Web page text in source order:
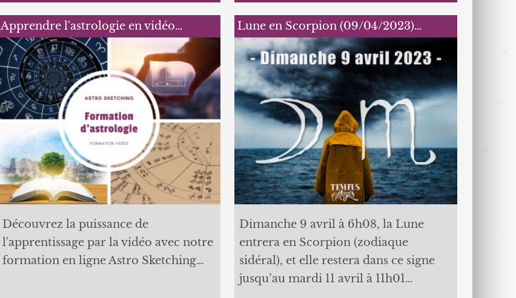
Apprendre l'astrologie en vidéo…
Découvrez la puissance de
l'apprentissage par la vidéo avec notre
formation en ligne Astro Sketching…
Lune en Scorpion (09/04/2023)…
Dimanche 9 avril à 6h08, la Lune
entrera en Scorpion (zodiaque
sidéral), et elle restera dans ce signe
jusqu’au mardi 11 avril à 11h01…